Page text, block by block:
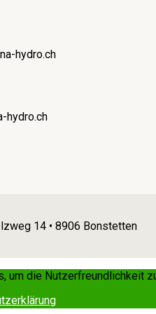
hydro.ch
hydro.ch
14 • 8906 Bonstetten
um die Nutzerfreundlichkeit